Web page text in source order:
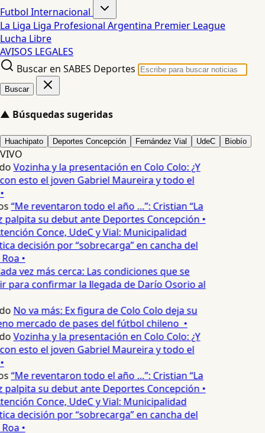
Futbol Internacional
La Liga Liga Profesional Argentina Premier League
Lucha Libre
AVISOS LEGALES
Buscar en SABES Deportes
Buscar
▲ Búsquedas sugeridas
Huachipato Deportes Concepción Fernández Vial UdeC Biobío
VIVO
Vozinha y la presentación en Colo Colo: ¿Y
esto el joven Gabriel Maureira y todo el
“Me reventaron todo el año …”: Cristian “La
palpita su debut ante Deportes Concepción •
Conce, UdeC y Vial: Municipalidad
decisión por “sobrecarga” en cancha del
•
vez más cerca: Las condiciones que se
para confirmar la llegada de Darío Osorio al
No va más: Ex figura de Colo Colo deja su
mercado de pases del fútbol chileno •
Vozinha y la presentación en Colo Colo: ¿Y
esto el joven Gabriel Maureira y todo el
“Me reventaron todo el año …”: Cristian “La
palpita su debut ante Deportes Concepción •
Conce, UdeC y Vial: Municipalidad
decisión por “sobrecarga” en cancha del
•